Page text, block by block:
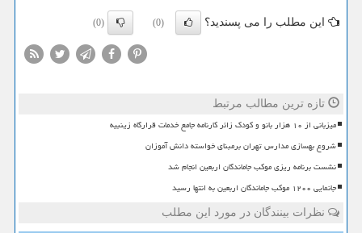
این مطلب را می پسندید؟ (0)
(0)
تازه ترین مطالب مرتبط
میزبانی از ۱۰ هزار بانو و کودک زائر کارنامه جامع خدمات قرارگاه زینبیه
شروع بهسازی مدارس تهران برمبنای خواسته دانش آموزان
نشست برنامه ریزی موکب جاماندگان اربعین انجام شد
جانمایی ۱۲۰۰ موکب جاماندگان اربعین به انتها رسید
نظرات بینندگان در مورد این مطلب